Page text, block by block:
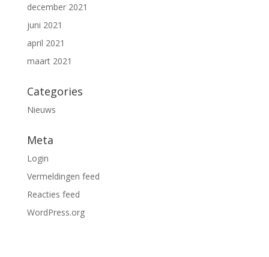
december 2021
juni 2021
april 2021
maart 2021
Categories
Nieuws
Meta
Login
Vermeldingen feed
Reacties feed
WordPress.org